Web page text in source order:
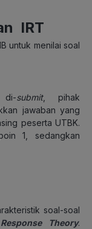
IRT
untuk menilai soal
di-submit, pihak
jawaban yang
peserta UTBK.
1, sedangkan
soal-soal
Theory.